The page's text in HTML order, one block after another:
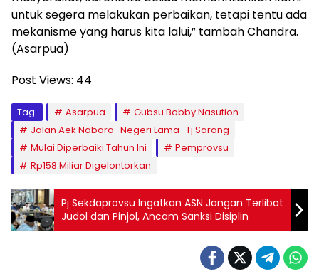
untuk segera melakukan perbaikan, tetapi tentu ada
mekanisme yang harus kita lalui,” tambah Chandra.
(Asarpua)
Post Views: 44
Tag: Asarpua
Gubsu Bobby Nasution
Jalan Aek Nabara–Negeri Lama–Tj Sarang
Mulai Diperbaiki Tahun Ini
Pemprovsu
Rp158 Miliar Digelontorkan
Pj Sekdaprovsu Ingatkan ASN Jangan Terlibat
Judol dan Pinjol, Ancam Sanksi Disiplin